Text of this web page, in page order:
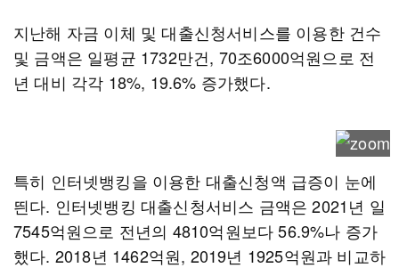
지난해 자금 이체 및 대출신청서비스를 이용한 건수
및 금액은 일평균 1732만건, 70조6000억원으로 전
년 대비 각각 18%, 19.6% 증가했다.
특히 인터넷뱅킹을 이용한 대출신청액 급증이 눈에
띈다. 인터넷뱅킹 대출신청서비스 금액은 2021년 일
7545억원으로 전년의 4810억원보다 56.9%나 증가
했다. 2018년 1462억원, 2019년 1925억원과 비교하